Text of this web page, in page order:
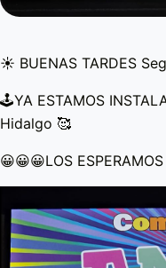
☀️ BUENAS TARDES
🕹️YA ESTAMOS
Hidalgo 🥰
😀😀😀LOS